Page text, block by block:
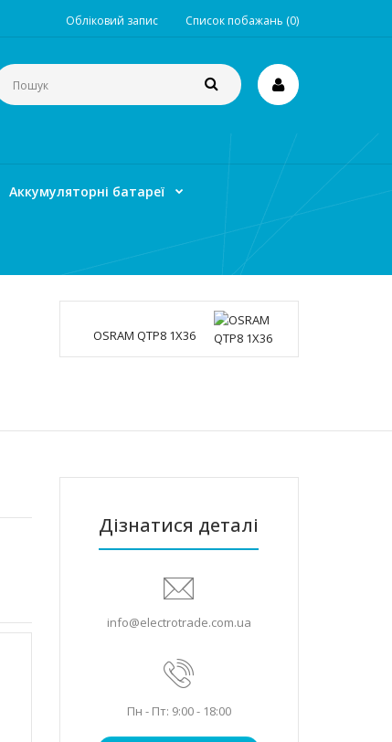
Обліковий запис Список побажань (0)
Аккумуляторні батареї
OSRAM QTP8 1X36
Дізнатися деталі
info@electrotrade.com.ua
Пн - Пт: 9:00 - 18:00